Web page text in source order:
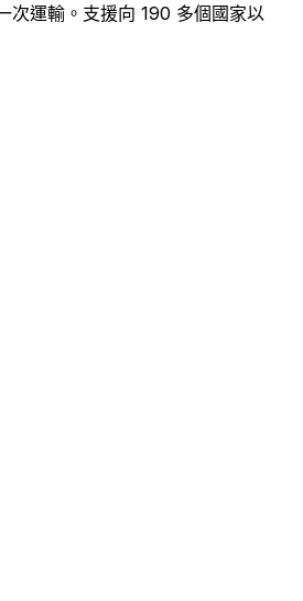
次運輸。支援向 190 多個國家以